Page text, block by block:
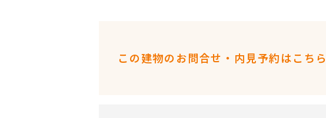
この建物のお問合せ・内見予約はこちら